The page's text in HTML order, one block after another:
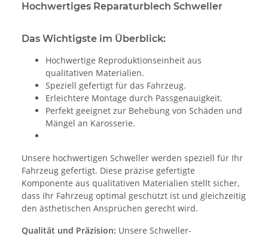
Hochwertiges Reparaturblech Schweller
Das Wichtigste im Überblick:
Hochwertige Reproduktionseinheit aus
qualitativen Materialien.
Speziell gefertigt für das Fahrzeug.
Erleichtere Montage durch Passgenauigkeit.
Perfekt geeignet zur Behebung von Schäden und
Mängel an Karosserie.
Unsere hochwertigen Schweller werden speziell für Ihr
Fahrzeug gefertigt. Diese präzise gefertigte
Komponente aus qualitativen Materialien stellt sicher,
dass Ihr Fahrzeug optimal geschützt ist und gleichzeitig
den ästhetischen Ansprüchen gerecht wird.
Qualität und Präzision: Unsere Schweller-